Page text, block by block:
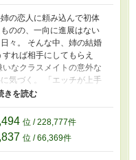
の恋人に頼み込んで初体
のの、一向に進展はない
々。 そんな中、姉の結婚
れば相手にしてもらえ
なクラスメイトの意外な
気づく。 「エッチが上手
たら男の人を気持ちよく
ますので、ご注意下さ
系イケメン 佐藤希望（さ
では学級委員を務める
好きな相手と済ませたば
位 / 228,777件
位 / 66,369件